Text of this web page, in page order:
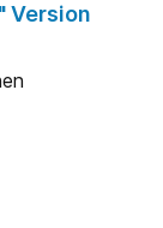
Version